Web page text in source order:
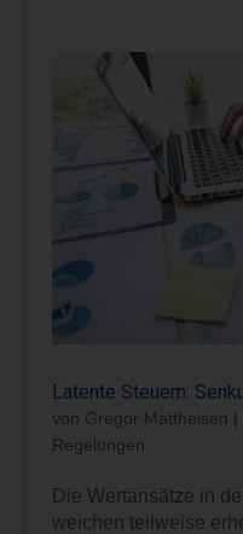
Latente Steuern:
von Gregor Mattheisen
Regelungen
Die Wertansätze in
weichen teilweise